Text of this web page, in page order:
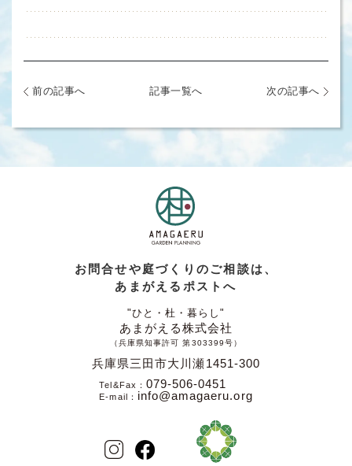
前の記事へ 記事一覧へ 次の記事へ
お問合せや庭づくりのご相談は、
あまがえるポストへ
"ひと・杜・暮らし"
あまがえる株式会社
（兵庫県知事許可 第303399号）
兵庫県三田市大川瀬1451-300
Tel&Fax 079-506-0451
E-mail info@amagaeru.org